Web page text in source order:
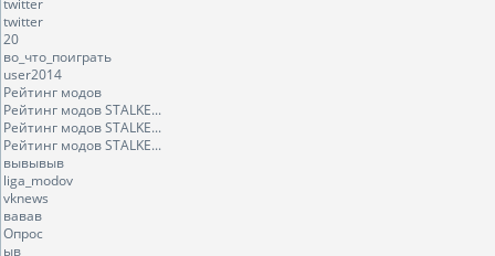
twitter
twitter
20
во_что_поиграть
user2014
Рейтинг модов
Рейтинг модов STALKE...
Рейтинг модов STALKE...
Рейтинг модов STALKE...
вывывыв
liga_modov
vknews
вавав
Опрос
ыв